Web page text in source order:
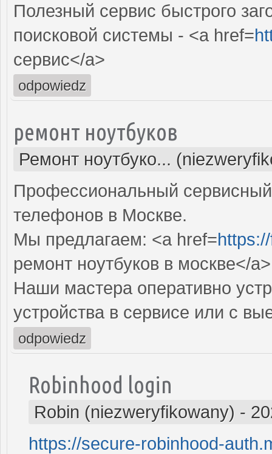
Полезный сервис быстрого
поисковой системы - <a href=
сервис</a>
odpowiedz
ремонт ноутбуков
Ремонт ноутбуко...
Профессиональный
телефонов в Москве.
Мы предлагаем: <a href=
ремонт ноутбуков в москве</a>
Наши мастера оперативно
устройства в сервисе или с
odpowiedz
Robinhood login
Robin (niezweryfikowany) -
https://secure-robinhood-